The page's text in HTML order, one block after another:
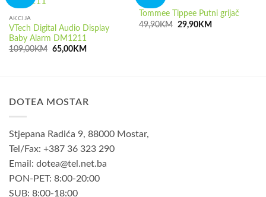
AKCIJA
VTech Digital Audio Display
Baby Alarm DM1211
109,00KM Izvorna
65,00KM
AKCIJA
Tommee Tippee Putni grijač
49,90KM Izvorna
29,90KM
DOTEA MOSTAR
Stjepana Radića 9, 88000 Mostar,
Tel/Fax: +387 36 323 290
Email: dotea@tel.net.ba
PON-PET: 8:00-20:00
SUB: 8:00-18:00